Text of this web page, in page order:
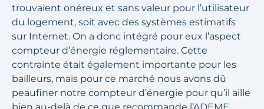
trouvaient onéreux et sans valeur pour l’utilisateur
du logement, soit avec des systèmes estimatifs
sur Internet. On a donc intégré pour eux l’aspect
compteur d’énergie réglementaire. Cette
contrainte était également importante pour les
bailleurs, mais pour ce marché nous avons dû
peaufiner notre compteur d’énergie pour qu’il aille